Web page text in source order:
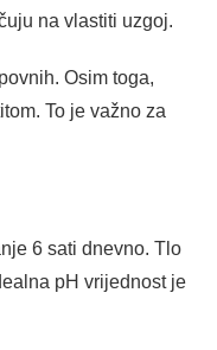
na vlastiti uzgoj.
Osim toga,
To je važno za
6 sati dnevno. Tlo
pH vrijednost je